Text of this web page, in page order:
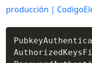
producción |
AuthorizedKeysFile	.ssh/